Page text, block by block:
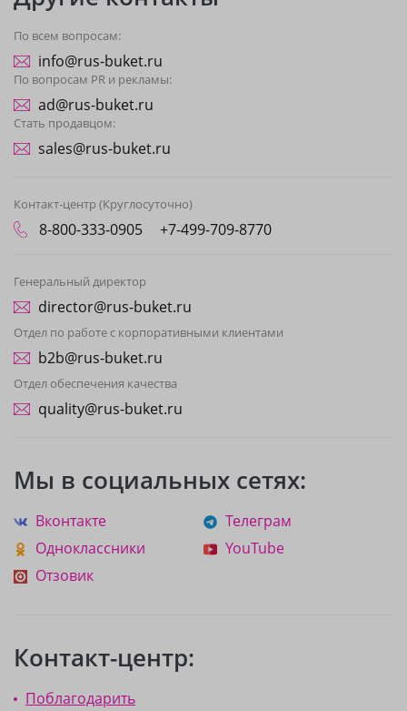
По всем вопросам:
info@rus-buket.ru
По вопросам PR и рекламы:
ad@rus-buket.ru
Стать продавцом:
sales@rus-buket.ru
Контакт-центр (Круглосуточно)
8-800-333-0905 +7-499-709-8770
Генеральный директор
director@rus-buket.ru
Отдел по работе с корпоративными клиентами
b2b@rus-buket.ru
Отдел обеспечения качества
quality@rus-buket.ru
Мы в социальных сетях:
Вконтакте
Телеграм
Одноклассники
YouTube
Отзовик
Контакт-центр:
Поблагодарить